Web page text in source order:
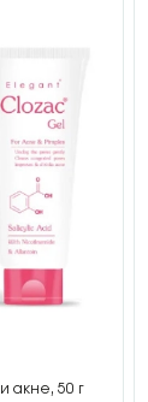
акне, 50 г